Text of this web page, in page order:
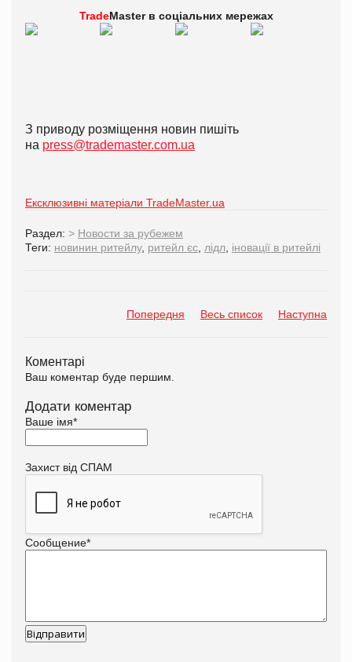
TradeMaster в соціальних мережах
З приводу розміщення новин пишіть
на press@trademaster.com.ua
Ексклюзивні матеріали TradeMaster.ua
Раздел: > Новости за рубежем
Теги: новинин ритейлу, ритейл єс лідл іновації в ритейлі
Попередня Весь список Наступна
Коментарі
Ваш коментар буде першим.
Додати коментар
Ваше імя*
Захист від СПАМ
Сообщение*